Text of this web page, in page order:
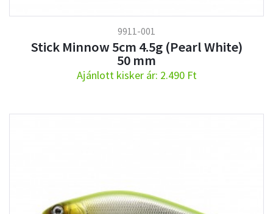
9911-001
Stick Minnow 5cm 4.5g (Pearl White)
50 mm
Ajánlott kisker ár: 2.490 Ft